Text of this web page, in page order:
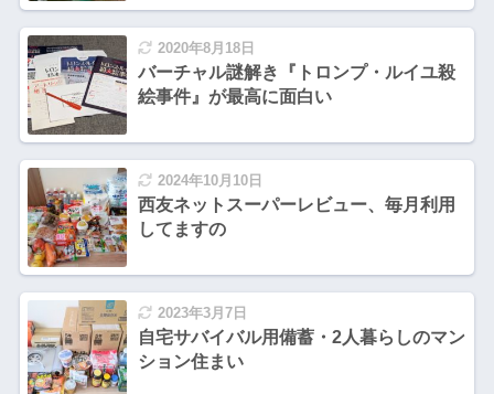
2020年8月18日
バーチャル謎解き『トロンプ・ルイユ殺
絵事件』が最高に面白い
2024年10月10日
西友ネットスーパーレビュー、毎月利用
してますの
2023年3月7日
自宅サバイバル用備蓄・2人暮らしのマン
ション住まい